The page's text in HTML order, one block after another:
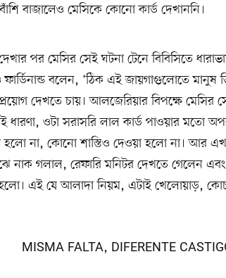
বাজালেও মেসিকে কোনো কার্ড দেখাননি।
পর মেসির সেই ঘটনা টেনে বিবিসিতে
ফার্ডিনান্ড বলেন, ‘ঠিক এই জায়গাগুলোতে মানুষ
দেখতে চায়। আলজেরিয়ার বিপক্ষে মেসির
ওটা সরাসরি লাল কার্ড পাওয়ার মতো
হলো না, কোনো শাস্তিও দেওয়া হলো না। আর
গলাল, রেফারি মনিটর দেখতে গেলেন
হলো। এই যে আলাদা নিয়ম, এটাই খেলোয়াড়,
MISMA FALTA, DIFERENTE